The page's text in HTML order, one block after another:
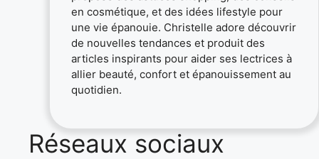
en cosmétique, et des idées lifestyle pour
une vie épanouie. Christelle adore découvrir
de nouvelles tendances et produit des
articles inspirants pour aider ses lectrices à
allier beauté, confort et épanouissement au
quotidien.
Réseaux sociaux